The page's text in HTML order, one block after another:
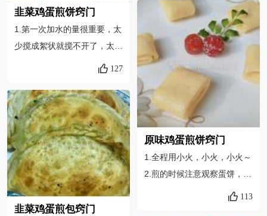
韭菜鸡蛋煎饼窍门
1.第一次加水的量很重要，太
少搅成絮状就搅不开了，太多
面糊会太稀，煎饼易碎。友友
水，最后筷子可以挂上少许糊
之后就可以了。2.第一面煎的
时间看上面的面糊凝固就好
了，第二面是看上面挂花就熟
了。实在不放心就小火多煎一
会，别糊了就好。
127
韭菜鸡蛋煎包窍门
不可太少，要比烙饼的油略多
一些，监制时不要着急，要等
他鼓起泡后，再见一会儿，然
后再翻，不要着急翻，否则容
易成团。形状可以用饼干模具
切，也可以用菜刀改成三角形
的各种图案。
原味鸡蛋煎饼窍门
1.全程用小火，小火，小火～
2.煎的时候注意观察蛋饼，不
要煎太久3.盐适量，根据个人
113